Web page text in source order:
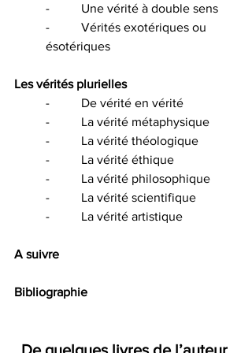
-          Une vérité à double sens
-          Vérités exotériques ou
ésotériques
Les vérités plurielles
-          De vérité en vérité
-          La vérité métaphysique
-          La vérité théologique
-          La vérité éthique
-          La vérité philosophique
-          La vérité scientifique
-          La vérité artistique
A suivre
Bibliographie
De quelques livres de l’auteur